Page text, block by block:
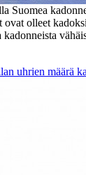
Suomea
olleet
uhrien määrä